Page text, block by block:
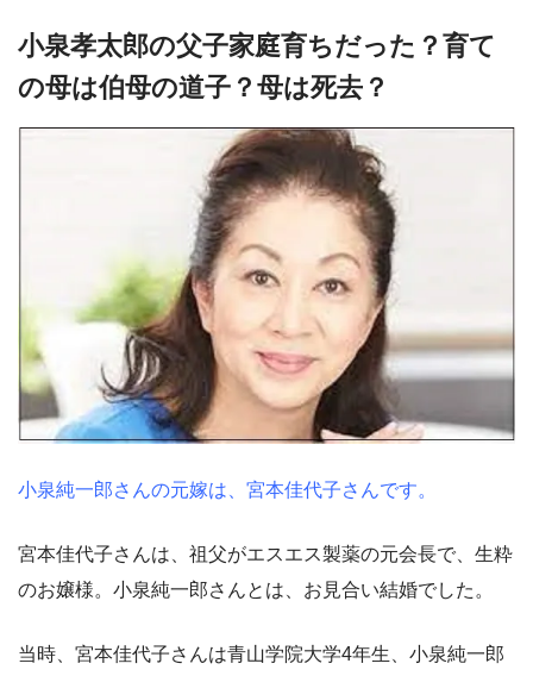
小泉孝太郎の父子家庭育ちだった？育て
の母は伯母の道子？母は死去？
小泉純一郎さんの元嫁は、宮本佳代子さんです。
宮本佳代子さんは、祖父がエスエス製薬の元会長で、生粋
のお嬢様。小泉純一郎さんとは、お見合い結婚でした。
当時、宮本佳代子さんは青山学院大学4年生、小泉純一郎